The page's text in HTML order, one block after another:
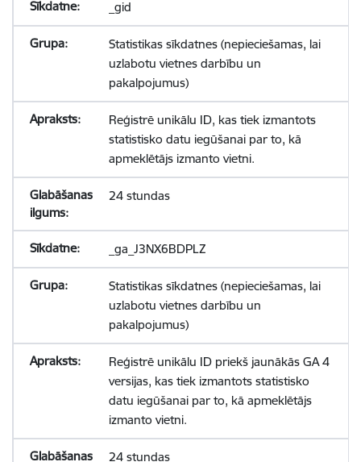
_gid
Statistikas sīkdatnes (nepieciešamas, lai
uzlabotu vietnes darbību un
pakalpojumus)
Reģistrē unikālu ID, kas tiek izmantots
statistisko datu iegūšanai par to, kā
apmeklētājs izmanto vietni.
24 stundas
_ga_J3NX6BDPLZ
Statistikas sīkdatnes (nepieciešamas, lai
uzlabotu vietnes darbību un
pakalpojumus)
Reģistrē unikālu ID priekš jaunākās GA 4
versijas, kas tiek izmantots statistisko
datu iegūšanai par to, kā apmeklētājs
izmanto vietni.
24 stundas